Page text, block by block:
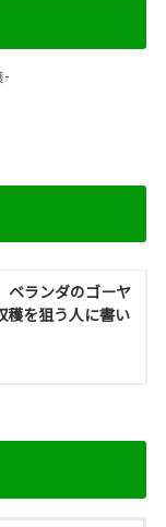
ベランダのゴーヤ
穫を狙う人に書い